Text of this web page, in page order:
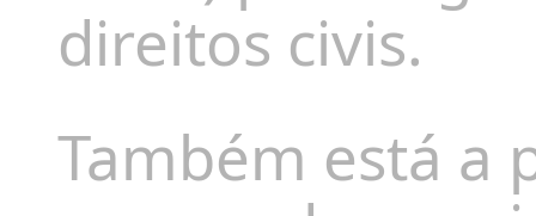
direitos civis.
Também está a